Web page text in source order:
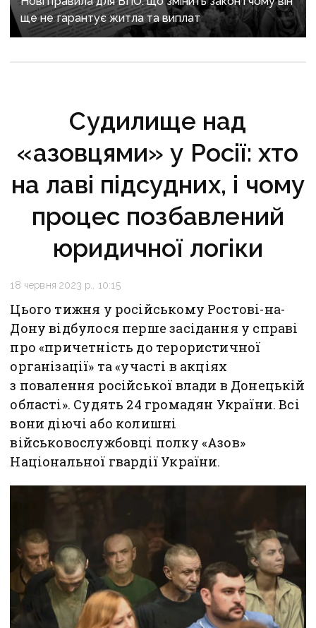
ще не гарантує житла та виплат
Судилище над
«азовцями» у Росії: хто
на лаві підсудних, і чому
процес позбавлений
юридичної логіки
18 червня 2023 р., 10:15
Цього тижня у російському Ростові-на-
Дону відбулося перше засідання у справі
про «причетність до терористичної
організації» та «участі в акціях
з повалення російської влади в Донецькій
області». Судять 24 громадян України. Всі
вони діючі або колишні
військовослужбовці полку «Азов»
Національної гвардії України.